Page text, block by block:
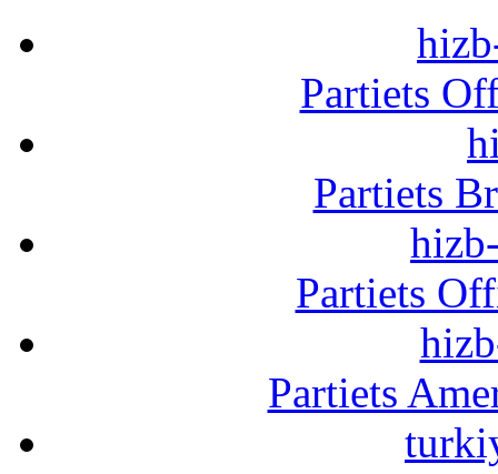
Partiets
Partiets
Partiets
Partiets